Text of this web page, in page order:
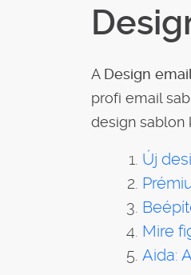
A Design
profi email
design sablon
Új
Mire
Aida: